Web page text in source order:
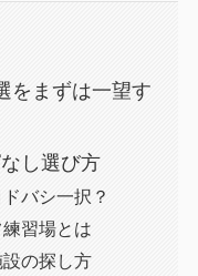
をまずは一望す
し選び方
バシ一択？
習場とは
の探し方